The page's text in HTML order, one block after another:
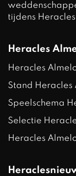
tijdens
Heracles
Heracles
Stand Heracles
Speelschema
Selectie
Heracles